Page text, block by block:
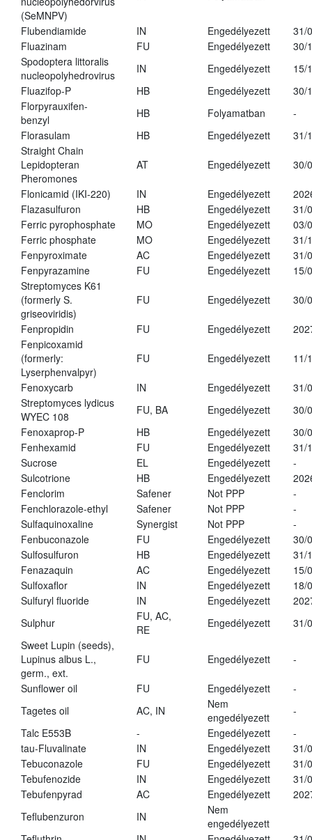
(SeMNPV)
Flubendiamide IN Engedélyezett
31/
Fluazinam
FU Engedélyezett
30/
Spodoptera littoralis
nucleopolyhedrovirus
IN Engedélyezett
15/
Fluazifop-P
HB Engedélyezett
30/
Florpyrauxifen-
benzyl
HB Folyamatban
-
Florasulam
HB Engedélyezett
31/
Straight Chain
Lepidopteran
Pheromones
AT Engedélyezett 30/
Flonicamid (IKI-220) IN Engedélyezett
Flazasulfuron
HB Engedélyezett
31/
Ferric pyrophosphate
MO Engedélyezett
03/
Ferric phosphate
MO Engedélyezett
31/
Fenpyroximate
AC Engedélyezett
31/
Fenpyrazamine
FU Engedélyezett
15/
Streptomyces K61
(formerly S.
griseoviridis)
FU Engedélyezett 30/
Fenpropidin FU Engedélyezett
Fenpicoxamid
(formerly:
Lyserphenvalpyr)
FU Engedélyezett 11/
Fenoxycarb IN Engedélyezett
31/
Streptomyces lydicus
WYEC 108
FU, BA Engedélyezett
30/
Fenoxaprop-P
HB Engedélyezett
30/
Fenhexamid
FU Engedélyezett
31/
Sucrose
EL Engedélyezett
-
Sulcotrione
HB Engedélyezett
Fenclorim
Safener Not PPP
-
Fenchlorazole-ethyl
Safener Not PPP
-
Sulfaquinoxaline
Synergist Not PPP
-
Fenbuconazole
FU Engedélyezett
30/
Sulfosulfuron
HB Engedélyezett
31/
Fenazaquin
AC Engedélyezett
15/
Sulfoxaflor
IN Engedélyezett
18/
Sulfuryl fluoride
IN Engedélyezett
Sulphur
FU, AC,
RE
Engedélyezett
31/
Sweet Lupin (seeds),
Lupinus albus L.,
germ., ext.
FU Engedélyezett -
Sunflower oil FU Engedélyezett
-
Tagetes oil
AC, IN
Nem
engedélyezett
-
Talc E553B
- Engedélyezett
-
tau-Fluvalinate
IN Engedélyezett
31/
Tebuconazole
FU Engedélyezett
31/
Tebufenozide
IN Engedélyezett
31/
Tebufenpyrad
AC Engedélyezett
Teflubenzuron
IN
Nem
engedélyezett